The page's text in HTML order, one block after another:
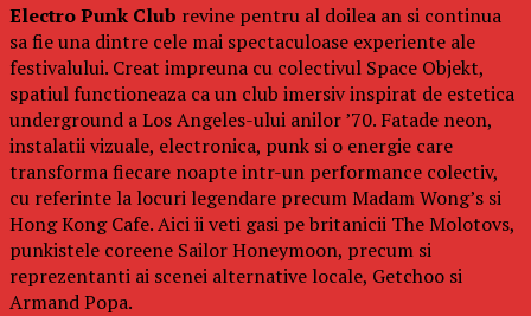
Electro Punk Club revine pentru al doilea an si continua
sa fie una dintre cele mai spectaculoase experiente ale
festivalului. Creat impreuna cu colectivul Space Objekt,
spatiul functioneaza ca un club imersiv inspirat de estetica
underground a Los Angeles-ului anilor ’70. Fatade neon,
instalatii vizuale, electronica, punk si o energie care
transforma fiecare noapte intr-un performance colectiv,
cu referinte la locuri legendare precum Madam Wong’s si
Hong Kong Cafe. Aici ii veti gasi pe britanicii The Molotovs,
punkistele coreene Sailor Honeymoon, precum si
reprezentanti ai scenei alternative locale, Getchoo si
Armand Popa.